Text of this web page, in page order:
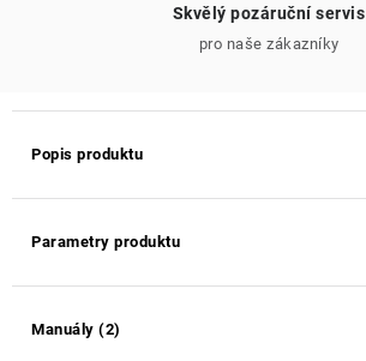
Skvělý pozáruční servis
pro naše zákazníky
Popis produktu
Parametry produktu
Manuály (2)